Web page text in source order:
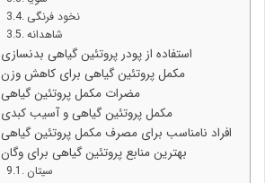
نخود فرنگی
شاهدانه
استفاده از پودر پروتئین گیاهی بدنسازی
مکمل پروتئین گیاهی برای کاهش وزن
مضرات مکمل پروتئین گیاهی
مکمل پروتئین گیاهی و آسیب کبدی
افراد نامناسب برای مصرف مکمل پروتئین گیاهی
بهترین منابع پروتئین گیاهی برای وگان
سیتان